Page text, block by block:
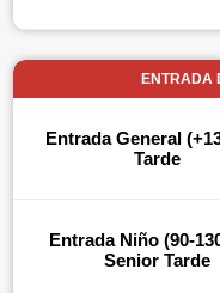
ENTRADA
Entrada General
Tarde
Entrada Niño (90-
Senior Tarde